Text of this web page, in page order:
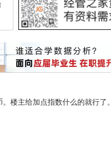
楼主给加点指数什么的就行了。